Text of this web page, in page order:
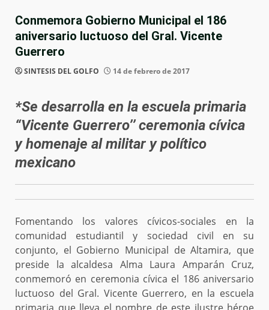
Conmemora Gobierno Municipal el 186
aniversario luctuoso del Gral. Vicente
Guerrero
SINTESIS DEL GOLFO 14 de febrero de 2017
*Se desarrolla en la escuela primaria
“Vicente Guerrero’’ ceremonia cívica
y homenaje al militar y político
mexicano
Fomentando los valores cívicos-sociales en la
comunidad estudiantil y sociedad civil en su
conjunto, el Gobierno Municipal de Altamira, que
preside la alcaldesa Alma Laura Amparán Cruz,
conmemoró en ceremonia cívica el 186 aniversario
luctuoso del Gral. Vicente Guerrero, en la escuela